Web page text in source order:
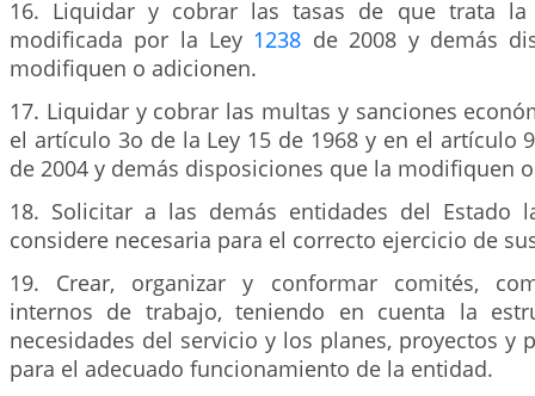
16. Liquidar y cobrar las tasas de que trata
modificada por la Ley 1238 de 2008 y demás
modifiquen o adicionen.
17. Liquidar y cobrar las multas y sanciones
el artículo 3o de la Ley 15 de 1968 y en el artículo
de 2004 y demás disposiciones que la modifiquen
18. Solicitar a las demás entidades del Estado
considere necesaria para el correcto ejercicio de
19. Crear, organizar y conformar comités,
internos de trabajo, teniendo en cuenta la
necesidades del servicio y los planes, proyectos y
para el adecuado funcionamiento de la entidad.